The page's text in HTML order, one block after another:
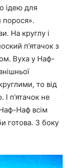
ідею для
порося».
На круглу і
п’ятачок з
Вуха у Наф-
то від
п’ятачок не
Наф всім
готова. З боку